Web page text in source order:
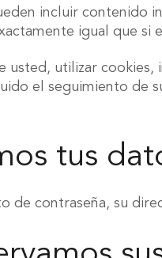
incluir contenido
igual que
utilizar
el seguimiento de
tus
de contraseña, su